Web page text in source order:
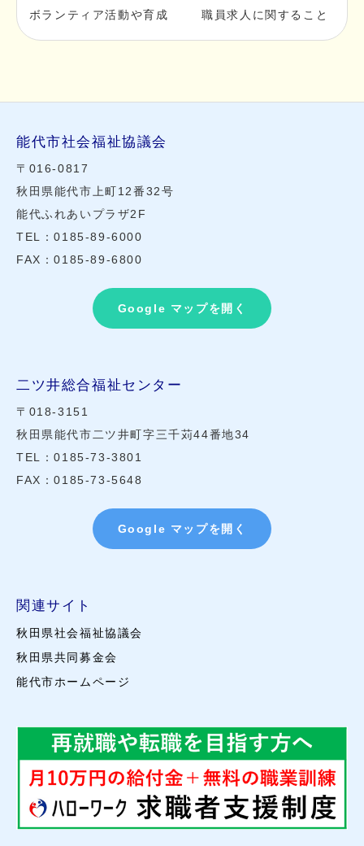
ボランティア活動や育成 職員求人に関すること
能代市社会福祉協議会
〒016-0817
秋田県能代市上町12番32号
能代ふれあいプラザ2F
TEL：0185-89-6000
FAX：0185-89-6800
Google マップを開く
二ツ井総合福祉センター
〒018-3151
秋田県能代市二ツ井町字三千苅44番地34
TEL：0185-73-3801
FAX：0185-73-5648
Google マップを開く
関連サイト
秋田県社会福祉協議会
秋田県共同募金会
能代市ホームページ